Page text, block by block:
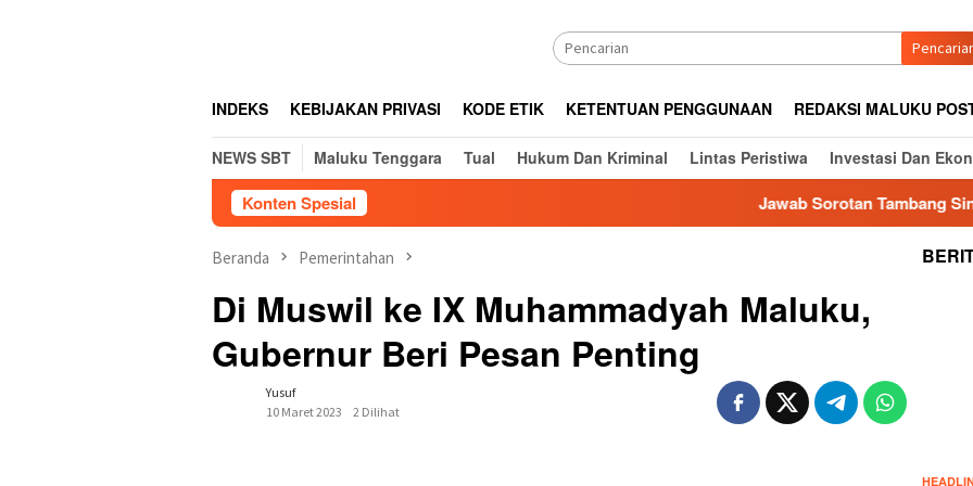
INDEKS KEBIJAKAN PRIVASI KODE ETIK KETENTUAN PENGGUNAAN REDAKSI MALUKU
NEWS SBT Maluku Tenggara Tual Hukum Dan Kriminal Lintas Peristiwa Investasi Dan
Konten Spesial Jawab Sorotan Tambang Sinabar,
Beranda Pemerintahan
Di Muswil ke IX Muhammadyah Maluku,
Gubernur Beri Pesan Penting
Yusuf
10 Maret 2023
2 Dilihat